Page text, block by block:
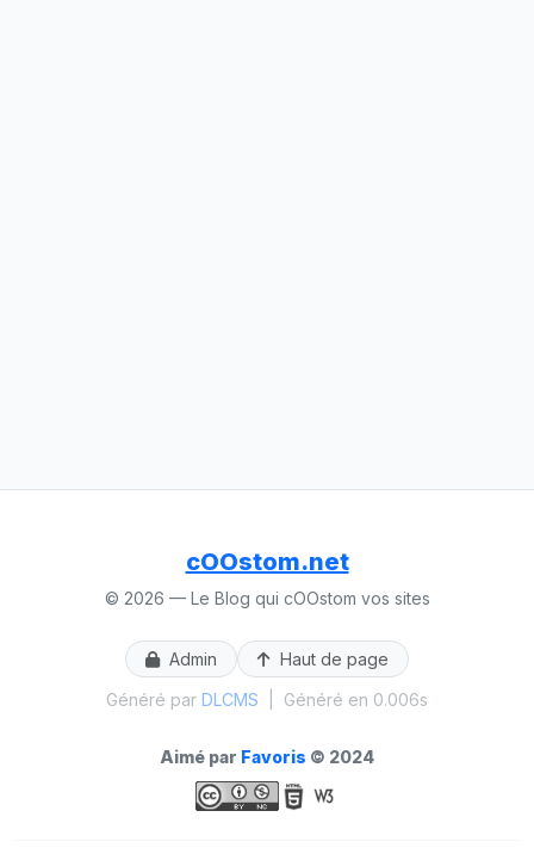
cOOstom.net
© 2026 — Le Blog qui cOOstom vos sites
Admin
Haut de page
Généré par DLCMS Généré en 0.006s
Aimé par Favoris © 2024